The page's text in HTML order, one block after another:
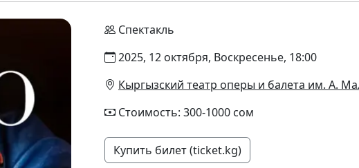
Спектакль
2025, 12 октября, Воскресенье, 18:00
Кыргызский театр оперы и балета им. А.
Стоимость: 300-1000 сом
Купить билет (ticket.kg)